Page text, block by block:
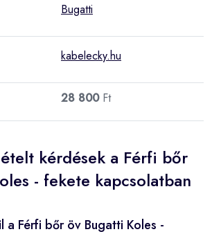
Bugatti
kabelecky.hu
28 800Ft
kérdések a Férfi bőr
- fekete kapcsolatban
a Férfi bőr öv Bugatti Koles -